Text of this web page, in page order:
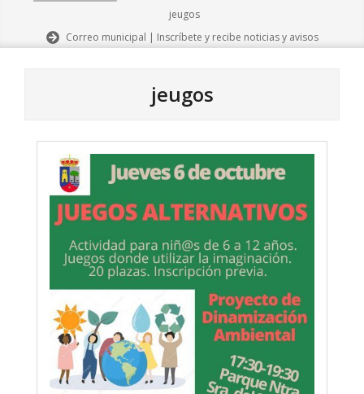
jeugos
Correo municipal | Inscríbete y recibe noticias y avisos
jeugos